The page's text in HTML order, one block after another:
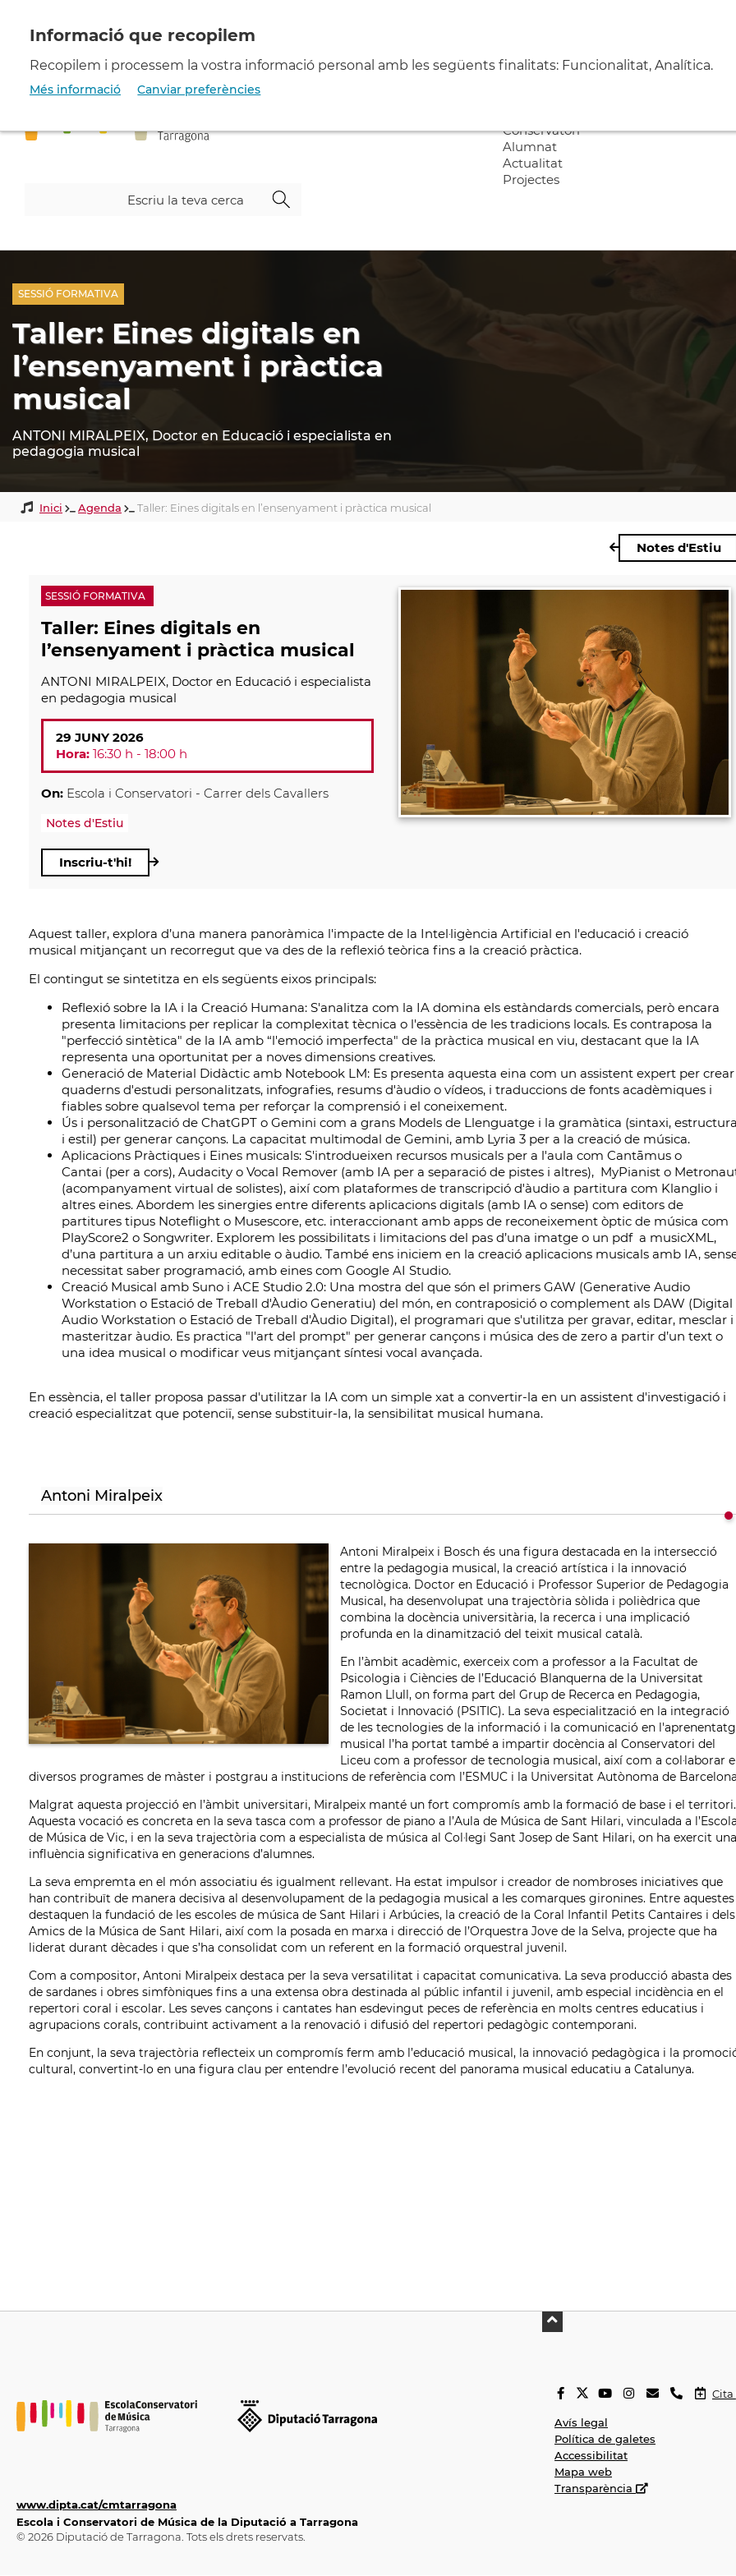
contingut
Conservatori
Alumnat
Actualitat
Projectes
SESSIÓ FORMATIVA
Taller: Eines digitals en
l’ensenyament i pràctica
musical
ANTONI MIRALPEIX, Doctor en Educació i especialista en
pedagogia musical
Fil
Inici Agenda Taller: Eines digitals en l’ensenyament i pràctica musical
Notes d'Estiu
SESSIÓ FORMATIVA
Taller: Eines digitals en
l’ensenyament i pràctica musical
ANTONI MIRALPEIX, Doctor en Educació i especialista
en pedagogia musical
29 JUNY 2026
Hora: 16:30 h - 18:00 h
On: Escola i Conservatori - Carrer dels Cavallers
Notes d'Estiu
Inscriu-t'hi!
Aquest taller, explora d’una manera panoràmica l'impacte de la Intel·ligència Artificial en l'educació i creació
musical mitjançant un recorregut que va des de la reflexió teòrica fins a la creació pràctica.
El contingut se sintetitza en els següents eixos principals:
Reflexió sobre la IA i la Creació Humana: S'analitza com la IA domina els estàndards comercials, però encara
presenta limitacions per replicar la complexitat tècnica o l'essència de les tradicions locals. Es contraposa la
"perfecció sintètica" de la IA amb “l'emoció imperfecta" de la pràctica musical en viu, destacant que la IA
representa una oportunitat per a noves dimensions creatives.
Generació de Material Didàctic amb Notebook LM: Es presenta aquesta eina com un assistent expert per crear
quaderns d'estudi personalitzats, infografies, resums d'àudio o vídeos, i traduccions de fonts acadèmiques i
fiables sobre qualsevol tema per reforçar la comprensió i el coneixement.
Ús i personalització de ChatGPT o Gemini com a grans Models de Llenguatge i la gramàtica (sintaxi, estructura
i estil) per generar cançons. La capacitat multimodal de Gemini, amb Lyria 3 per a la creació de música.
Aplicacions Pràctiques i Eines musicals: S'introdueixen recursos musicals per a l'aula com Cantāmus o
Cantai (per a cors), Audacity o Vocal Remover (amb IA per a separació de pistes i altres), MyPianist o
(acompanyament virtual de solistes), així com plataformes de transcripció d'àudio a partitura com Klanglio i
altres eines. Abordem les sinergies entre diferents aplicacions digitals (amb IA o sense) com editors de
partitures tipus Noteflight o Musescore, etc. interaccionant amb apps de reconeixement òptic de música com
PlayScore2 o Songwriter. Explorem les possibilitats i limitacions del pas d’una imatge o un pdf a musicXML,
d’una partitura a un arxiu editable o àudio. També ens iniciem en la creació aplicacions musicals amb IA,
necessitat saber programació, amb eines com Google AI Studio.
Creació Musical amb Suno i ACE Studio 2.0: Una mostra del que són el primers GAW (Generative Audio
Workstation o Estació de Treball d'Àudio Generatiu) del món, en contraposició o complement als DAW (Digital
Audio Workstation o Estació de Treball d'Àudio Digital), el programari que s'utilitza per gravar, editar, mesclar i
masteritzar àudio. Es practica "l'art del prompt" per generar cançons i música des de zero a partir d’un text o
una idea musical o modificar veus mitjançant síntesi vocal avançada.
En essència, el taller proposa passar d'utilitzar la IA com un simple xat a convertir-la en un assistent d'investigació i
creació especialitzat que potenciï, sense substituir-la, la sensibilitat musical humana.
Antoni Miralpeix
Antoni Miralpeix i Bosch és una figura destacada en la intersecció
entre la pedagogia musical, la creació artística i la innovació
tecnològica. Doctor en Educació i Professor Superior de Pedagogia
Musical, ha desenvolupat una trajectòria sòlida i polièdrica que
combina la docència universitària, la recerca i una implicació
profunda en la dinamització del teixit musical català.
En l’àmbit acadèmic, exerceix com a professor a la Facultat de
Psicologia i Ciències de l’Educació Blanquerna de la Universitat
Ramon Llull, on forma part del Grup de Recerca en Pedagogia,
Societat i Innovació (PSITIC). La seva especialització en la integració
de les tecnologies de la informació i la comunicació en
musical l’ha portat també a impartir docència al Conservatori del
Liceu com a professor de tecnologia musical, així com a col·laborar
diversos programes de màster i postgrau a institucions de referència com l’ESMUC i la Universitat Autònoma de
Malgrat aquesta projecció en l’àmbit universitari, Miralpeix manté un fort compromís amb la formació de base i el territori.
Aquesta vocació es concreta en la seva tasca com a professor de piano a l’Aula de Música de Sant Hilari, vinculada a l’Escola
de Música de Vic, i en la seva trajectòria com a especialista de música al Col·legi Sant Josep de Sant Hilari, on ha exercit una
influència significativa en generacions d’alumnes.
La seva empremta en el món associatiu és igualment rellevant. Ha estat impulsor i creador de nombroses iniciatives que
han contribuït de manera decisiva al desenvolupament de la pedagogia musical a les comarques gironines. Entre aquestes
destaquen la fundació de les escoles de música de Sant Hilari i Arbúcies, la creació de la Coral Infantil Petits Cantaires i dels
Amics de la Música de Sant Hilari, així com la posada en marxa i direcció de l’Orquestra Jove de la Selva, projecte que ha
liderat durant dècades i que s’ha consolidat com un referent en la formació orquestral juvenil.
Com a compositor, Antoni Miralpeix destaca per la seva versatilitat i capacitat comunicativa. La seva producció abasta des
de sardanes i obres simfòniques fins a una extensa obra destinada al públic infantil i juvenil, amb especial incidència en el
repertori coral i escolar. Les seves cançons i cantates han esdevingut peces de referència en molts centres educatius i
agrupacions corals, contribuint activament a la renovació i difusió del repertori pedagògic contemporani.
En conjunt, la seva trajectòria reflecteix un compromís ferm amb l’educació musical, la innovació pedagògica i la
cultural, convertint-lo en una figura clau per entendre l’evolució recent del panorama musical educatiu a Catalunya.
Recopilem i processem la vostra informació personal amb les següents finalitats: Funcionalitat, Analítica.
Més informació Canviar preferències
Cita
Avís legal
Política de galetes
Accessibilitat
Mapa web
Transparència
www.dipta.cat/cmtarragona
Escola i Conservatori de Música de la Diputació a Tarragona
© 2026 Diputació de Tarragona. Tots els drets reservats.